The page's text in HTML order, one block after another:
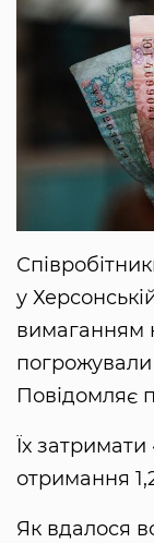
у
вимаганням
Повідомляє
Їх
отримання
Як вдалося